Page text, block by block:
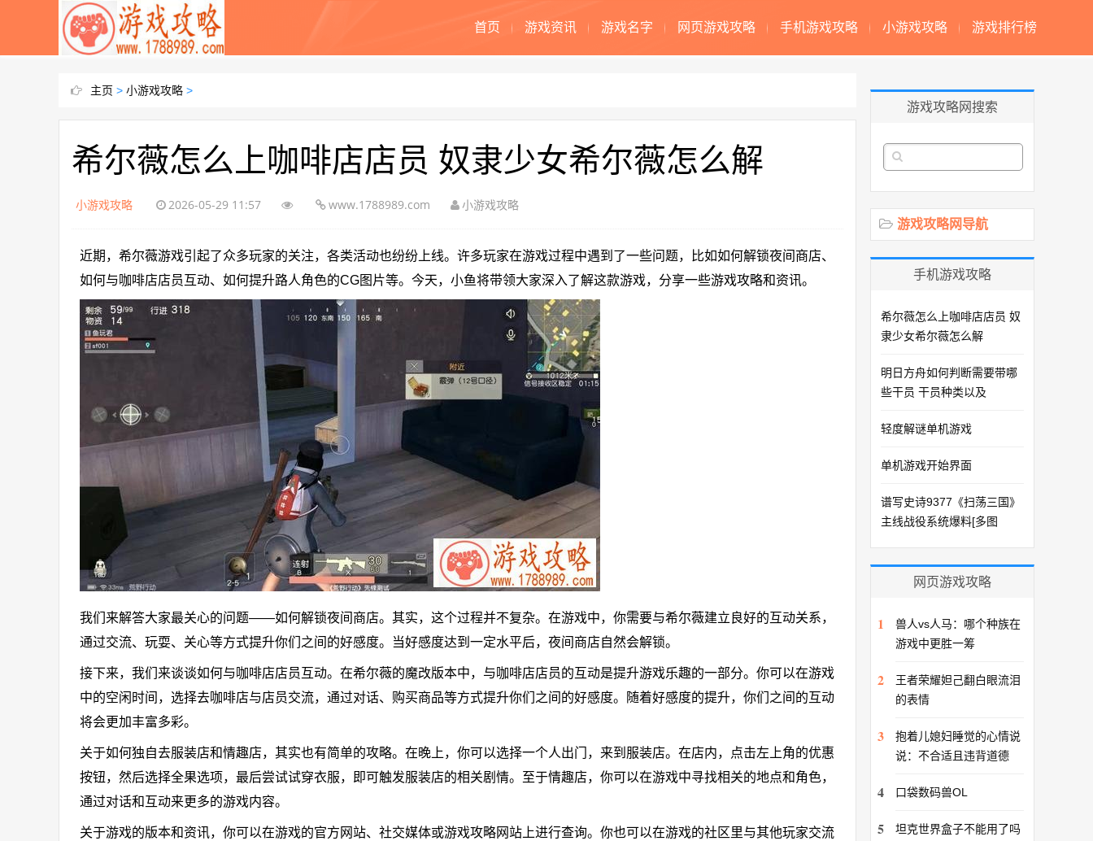
首页 游戏资讯 游戏名字 网页游戏攻略 手机游戏攻略 小游戏攻略 游戏排行榜
主页 > 小游戏攻略 >
希尔薇怎么上咖啡店店员 奴隶少女希尔薇怎么解
小游戏攻略 2026-05-29 11:57 www.1788989.com 小游戏攻略
近期，希尔薇游戏引起了众多玩家的关注，各类活动也纷纷上线。许多玩家在游戏过程中遇到了一些问题，比如如何解锁夜间商店、
如何与咖啡店店员互动、如何提升路人角色的CG图片等。今天，小鱼将带领大家深入了解这款游戏，分享一些游戏攻略和资讯。
我们来解答大家最关心的问题——如何解锁夜间商店。其实，这个过程并不复杂。在游戏中，你需要与希尔薇建立良好的互动关系，
通过交流、玩耍、关心等方式提升你们之间的好感度。当好感度达到一定水平后，夜间商店自然会解锁。
接下来，我们来谈谈如何与咖啡店店员互动。在希尔薇的魔改版本中，与咖啡店店员的互动是提升游戏乐趣的一部分。你可以在游戏
中的空闲时间，选择去咖啡店与店员交流，通过对话、购买商品等方式提升你们之间的好感度。随着好感度的提升，你们之间的互动
将会更加丰富多彩。
关于如何独自去服装店和情趣店，其实也有简单的攻略。在晚上，你可以选择一个人出门，来到服装店。在店内，点击左上角的优惠
按钮，然后选择全果选项，最后尝试试穿衣服，即可触发服装店的相关剧情。至于情趣店，你可以在游戏中寻找相关的地点和角色，
通过对话和互动来更多的游戏内容。
关于游戏的版本和资讯，你可以在游戏的官方网站、社交媒体或游戏攻略网站上进行查询。你也可以在游戏的社区里与其他玩家交流
游戏攻略网搜索
游戏攻略网导航
手机游戏攻略
希尔薇怎么上咖啡店店员 奴
隶少女希尔薇怎么解
明日方舟如何判断需要带哪
些干员 干员种类以及
轻度解谜单机游戏
单机游戏开始界面
谱写史诗9377《扫荡三国》
主线战役系统爆料[多图
网页游戏攻略
1
兽人vs人马：哪个种族在
游戏中更胜一筹
2
王者荣耀妲己翻白眼流泪
的表情
3
抱着儿媳妇睡觉的心情说
说：不合适且违背道德
4 口袋数码兽OL
5
坦克世界盒子不能用了吗